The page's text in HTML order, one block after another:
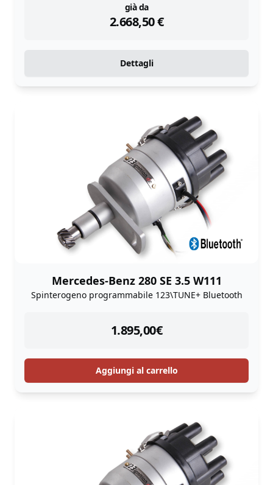
già da
2.668,50€
instock
Dettagli
Mercedes-Benz 280 SE 3.5 W111
Spinterogeno programmabile 123\TUNE+ Bluetooth
1.895,00€
instock
Aggiungi al carrello